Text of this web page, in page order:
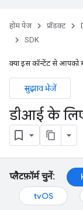
होम पेज प्रॉडक्ट
SDK
क्या इस कॉन्टेंट से आपको
सुझाव भेजें
डीआई के
प्लैटफ़ॉर्म चुनें:
tvOS